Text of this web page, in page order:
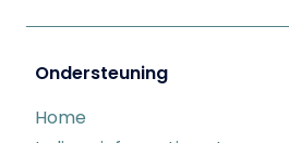
Ondersteuning
Home